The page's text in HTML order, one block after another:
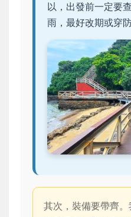
以，出發前一定要
雨，最好改期或穿防
其次，裝備要帶齊